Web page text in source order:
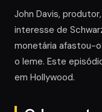
John Davis,
interesse de
monetária afastou-
o leme. Este
em Hollywood.